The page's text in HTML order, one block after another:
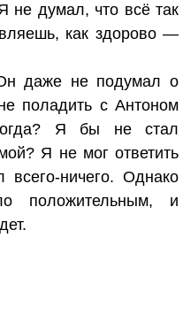
не думал, что всё так
как здорово —
даже не подумал о
поладить с Антоном
Я бы не стал
Я не мог ответить
всего-ничего. Однако
положительным, и